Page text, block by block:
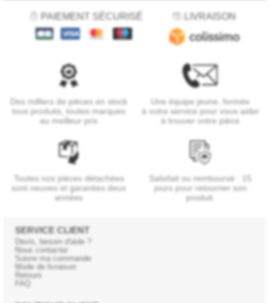
PAIEMENT SÉCURISÉ LIVRAISON
Des milliers de pièces en stock
tous produits, toutes marques
au meilleur prix
Une équipe jeune, formée
à votre service pour vous aider
à trouver votre pièce
Toutes nos pièces détachées
sont neuves et garanties deux
années
Satisfait ou remboursé : 15
jours pour retourner son
produit.
SERVICE CLIENT
Devis, besoin d'aide ?
Nous contacter
Suivre ma commande
Mode de livraison
Retours
FAQ